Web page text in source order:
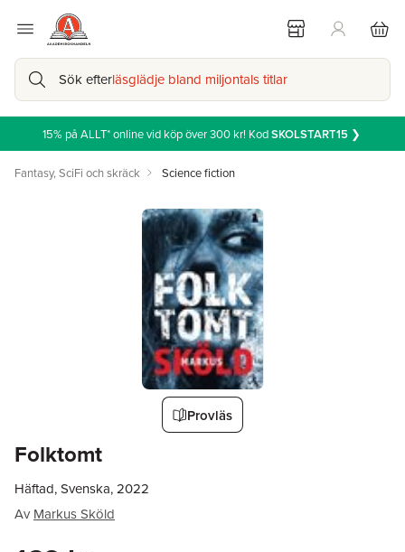
Sök efterläsglädje bland miljontals titlar
15% på ALLT* online vid köp över 300 kr! KodSKOLSTART15❯
Fantasy, SciFi och skräck Science fiction
Provläs
Folktomt
Häftad, Svenska, 2022
Av Markus Sköld